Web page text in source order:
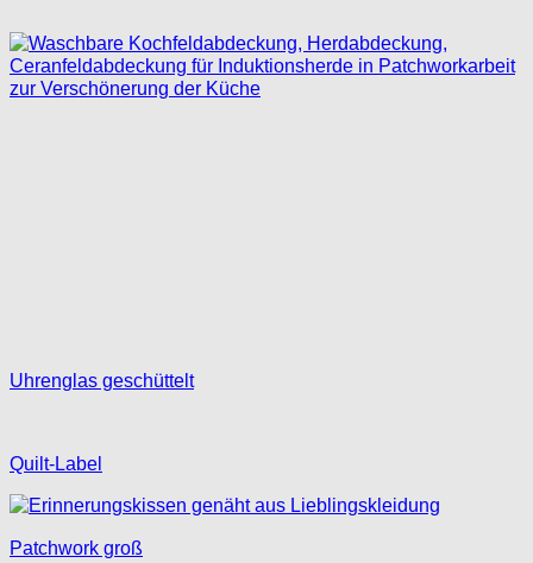
Uhrenglas geschüttelt
Quilt-Label
Patchwork groß